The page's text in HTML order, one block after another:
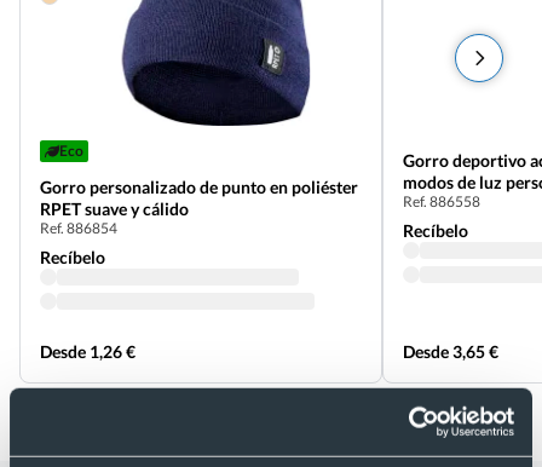
Eco
Gorro personalizado de punto en poliéster
RPET suave y cálido
Ref. 886854
Recíbelo
Desde 1,26 €
Gorro deportivo
modos de luz
Ref. 886558
Recíbelo
Desde 3,65 €